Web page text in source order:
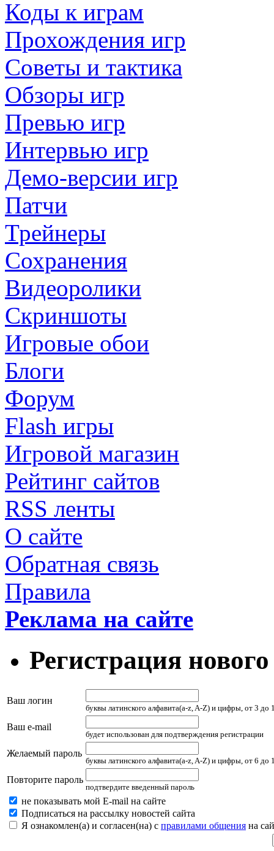
Коды к играм
Прохождения игр
Советы и тактика
Обзоры игр
Превью игр
Интервью игр
Демо-версии игр
Патчи
Трейнеры
Сохранения
Видеоролики
Скриншоты
Игровые обои
Блоги
Форум
Flash игры
Игровой магазин
Рейтинг сайтов
RSS ленты
О сайте
Обратная связь
Правила
Реклама на сайте
Регистрация
Ваш логин
буквы латинского алфавита(a-z, A-Z) и цифры, от 3 до
Ваш e-mail
будет использован для подтверждения регистрации
Желаемый пароль
буквы латинского алфавита(a-z, A-Z) и цифры, от 6 до
Повторите пароль
подтвердите введенный пароль
не показывать мой E-mail на сайте
Подписаться на рассылку новостей сайта
Я ознакомлен(а) и согласен(на) с правилами общения на